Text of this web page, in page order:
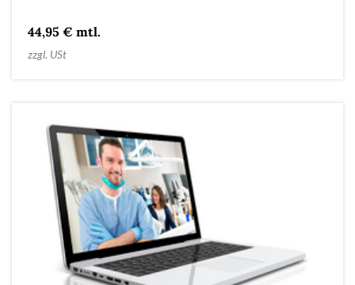
44,95 € mtl.
zzgl. USt